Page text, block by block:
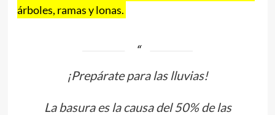
árboles, ramas y lonas.
¡Prepárate para las lluvias!
La basura es la causa del 50% de las